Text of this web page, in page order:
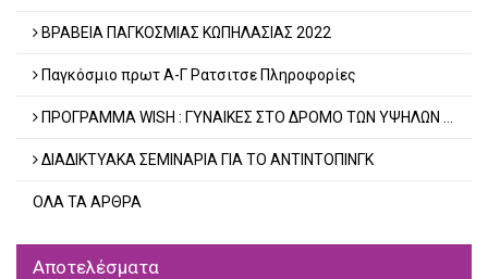
ΒΡΑΒΕΙΑ ΠΑΓΚΟΣΜΙΑΣ ΚΩΠΗΛΑΣΙΑΣ 2022
Παγκόσμιο πρωτ Α-Γ Ρατσιτσε Πληροφορίες
ΠΡΟΓΡΑΜΜΑ WISH : ΓΥΝΑΙΚΕΣ ΣΤΟ ΔΡΟΜΟ ΤΩΝ ΥΨΗΛΩΝ ΑΘΛΗΤΙΚΩΝ ΕΠΙΔΟΣΕΩΝ
ΔΙΑΔΙΚΤΥΑΚΑ ΣΕΜΙΝΑΡΙΑ ΓΙΑ ΤΟ ΑΝΤΙΝΤΟΠΙΝΓΚ
ΟΛΑ ΤΑ ΑΡΘΡΑ
Aποτελέσματα